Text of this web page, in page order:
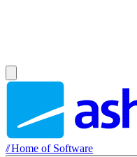
//Home of Software